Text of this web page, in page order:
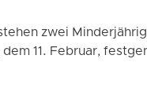
zwei
11. Februar,